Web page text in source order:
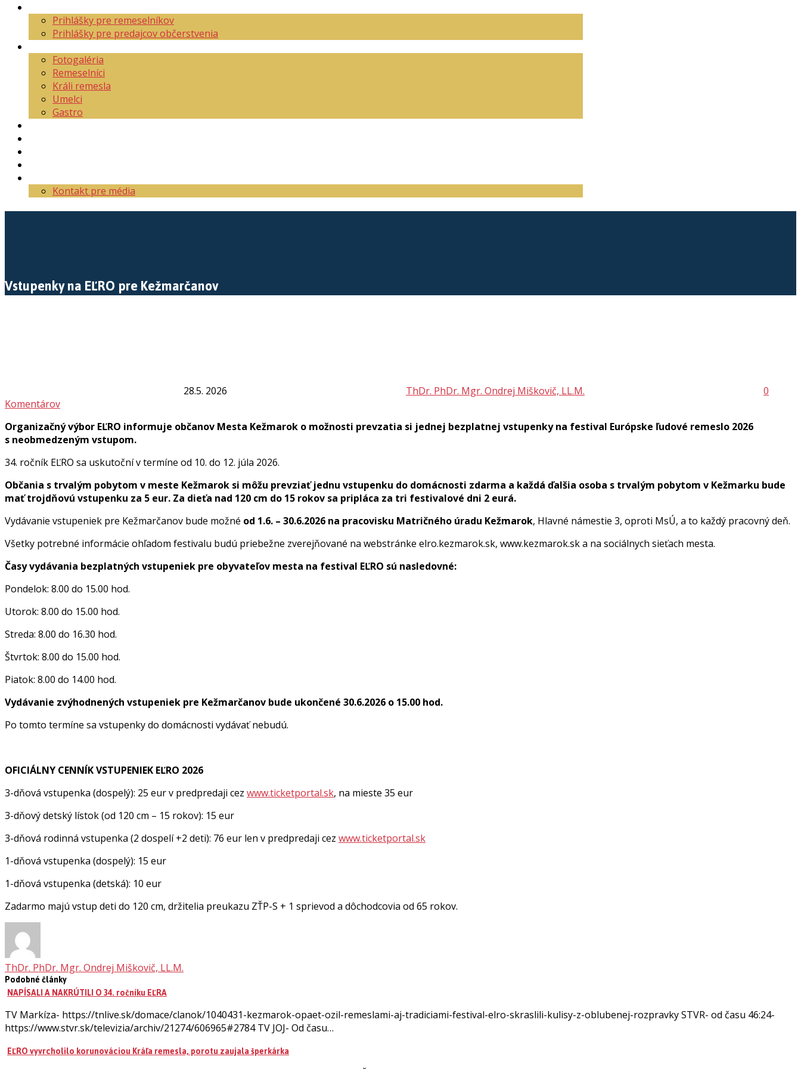
Prihlášky pre remeselníkov
Prihlášky pre predajcov občerstvenia
Fotogaléria
Remeselníci
Králi remesla
Umelci
Gastro
Kontakt pre média
Vstupenky na EĽRO pre Kežmarčanov
28.5. 2026 ThDr. PhDr. Mgr. Ondrej Miškovič, LL.M.
0
Komentárov
Organizačný výbor EĽRO informuje občanov Mesta Kežmarok o možnosti prevzatia si jednej bezplatnej vstupenky na festival Európske ľudové remeslo 2026
s neobmedzeným vstupom.
34. ročník EĽRO sa uskutoční v termíne od 10. do 12. júla 2026.
Občania s trvalým pobytom v meste Kežmarok si môžu prevziať jednu vstupenku do domácnosti zdarma a každá ďalšia osoba s trvalým pobytom v Kežmarku bude
mať trojdňovú vstupenku za 5 eur. Za dieťa nad 120 cm do 15 rokov sa pripláca za tri festivalové dni 2 eurá.
Vydávanie vstupeniek pre Kežmarčanov bude možné od 1.6. – 30.6.2026 na pracovisku Matričného úradu Kežmarok, Hlavné námestie 3, oproti MsÚ, a to každý pracovný deň.
Všetky potrebné informácie ohľadom festivalu budú priebežne zverejňované na webstránke elro.kezmarok.sk, www.kezmarok.sk a na sociálnych sieťach mesta.
Časy vydávania bezplatných vstupeniek pre obyvateľov mesta na festival EĽRO sú nasledovné:
Pondelok: 8.00 do 15.00 hod.
Utorok: 8.00 do 15.00 hod.
Streda: 8.00 do 16.30 hod.
Štvrtok: 8.00 do 15.00 hod.
Piatok: 8.00 do 14.00 hod.
Vydávanie zvýhodnených vstupeniek pre Kežmarčanov bude ukončené 30.6.2026 o 15.00 hod.
Po tomto termíne sa vstupenky do domácnosti vydávať nebudú.
OFICIÁLNY CENNÍK VSTUPENIEK EĽRO 2026
3-dňová vstupenka (dospelý): 25 eur v predpredaji cez www.ticketportal.sk, na mieste 35 eur
3-dňový detský lístok (od 120 cm – 15 rokov): 15 eur
3-dňová rodinná vstupenka (2 dospelí +2 deti): 76 eur len v predpredaji cez www.ticketportal.sk
1-dňová vstupenka (dospelý): 15 eur
1-dňová vstupenka (detská): 10 eur
Zadarmo majú vstup deti do 120 cm, držitelia preukazu ZŤP-S + 1 sprievod a dôchodcovia od 65 rokov.
ThDr. PhDr. Mgr. Ondrej Miškovič, LL.M.
Podobné články
NAPÍSALI A NAKRÚTILI O 34. ročníku EĽRA
TV Markíza- https://tnlive.sk/domace/clanok/1040431-kezmarok-opaet-ozil-remeslami-aj-tradiciami-festival-elro-skraslili-kulisy-z-oblubenej-rozpravky STVR- od času 46:24-
https://www.stvr.sk/televizia/archiv/21274/606965#2784 TV JOJ- Od času…
EĽRO vyvrcholilo korunováciou Kráľa remesla, porotu zaujala šperkárka